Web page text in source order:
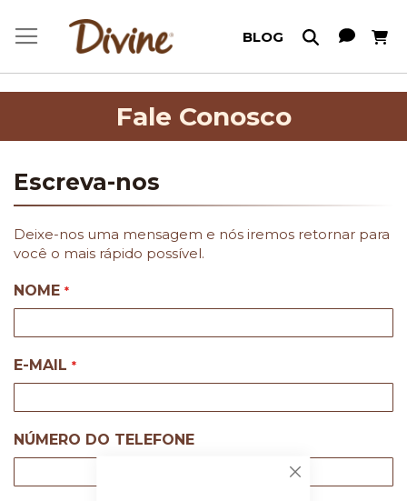
Fechar
BLOG Meu
Fale Conosco
Escreva-nos
Deixe-nos uma mensagem e nós iremos retornar para
você o mais rápido possível.
NOME
E-MAIL
NÚMERO DO TELEFONE